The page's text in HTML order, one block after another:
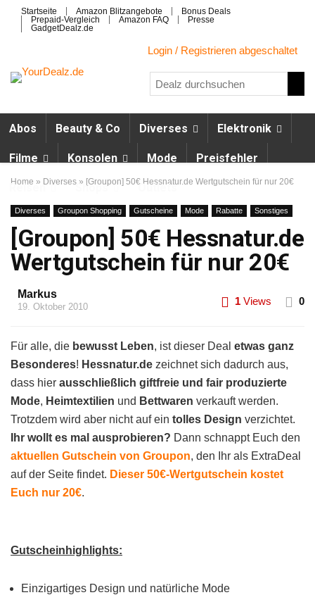
Startseite Amazon Blitzangebote
Bonus Deals
Prepaid-Vergleich
Amazon FAQ
Presse
GadgetDealz.de
Login / Registrieren abgeschaltet
Abos Beauty & Co Diverses Elektronik
Filme Konsolen Mode Preisfehler
Reisen Shops Outlets
Home » Diverses » [Groupon] 50€ Hessnatur.de Wertgutschein für nur 20€
Diverses Groupon Shopping Gutscheine Mode Rabatte Sonstiges
[Groupon] 50€ Hessnatur.de
Wertgutschein für nur 20€
Markus
19. Oktober 2010 1 Views 0
Für alle, die bewusst Leben, ist dieser Deal etwas ganz
Besonderes! Hessnatur.de zeichnet sich dadurch aus,
dass hier ausschließlich giftfreie und fair produzierte
Mode, Heimtextilien und Bettwaren verkauft werden.
Trotzdem wird aber nicht auf ein tolles Design verzichtet.
Ihr wollt es mal ausprobieren? Dann schnappt Euch den
aktuellen Gutschein von Groupon, den Ihr als ExtraDeal
auf der Seite findet. Dieser 50€-Wertgutschein kostet
Euch nur 20€.
Gutscheinhighlights:
Einzigartiges Design und natürliche Mode